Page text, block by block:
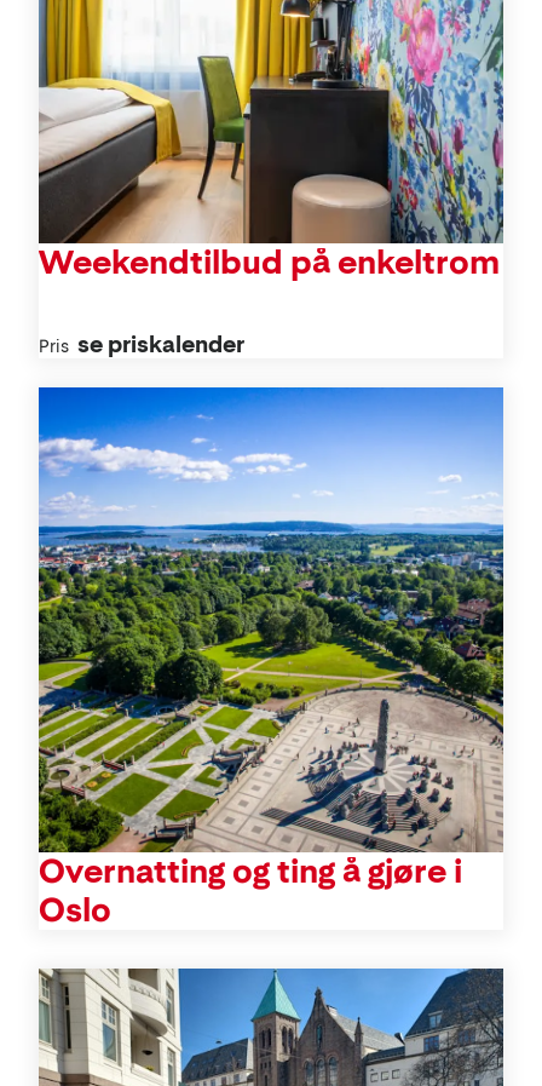
Weekendtilbud på enkeltrom
Pris se priskalender
Aktiviteter
Overnatting og ting å gjøre i
Oslo